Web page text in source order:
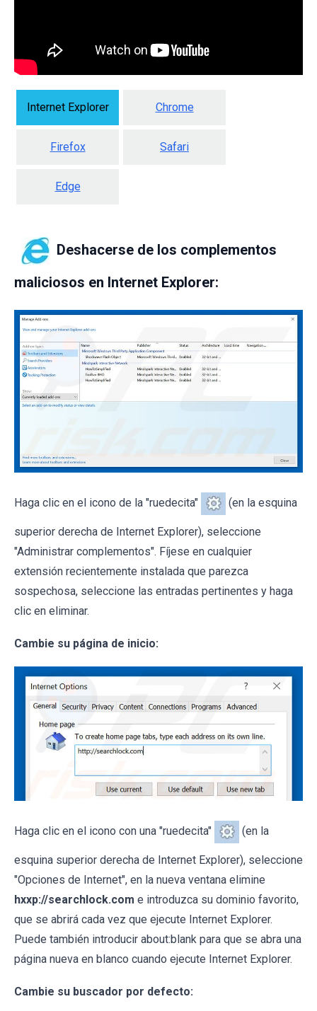
Internet Explorer Chrome
Firefox Safari
Edge
Deshacerse de los complementos
maliciosos en Internet Explorer:
Haga clic en el icono de la "ruedecita" (en la esquina
superior derecha de Internet Explorer), seleccione
"Administrar complementos". Fíjese en cualquier
extensión recientemente instalada que parezca
sospechosa, seleccione las entradas pertinentes y haga
clic en eliminar.
Cambie su página de inicio:
Haga clic en el icono con una "ruedecita" (en la
esquina superior derecha de Internet Explorer), seleccione
"Opciones de Internet", en la nueva ventana elimine
hxxp://searchlock.com e introduzca su dominio favorito,
que se abrirá cada vez que ejecute Internet Explorer.
Puede también introducir about:blank para que se abra una
página nueva en blanco cuando ejecute Internet Explorer.
Cambie su buscador por defecto: